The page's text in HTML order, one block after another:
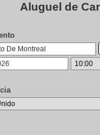
Aluguel de